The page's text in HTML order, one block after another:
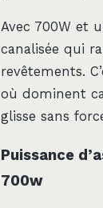
Avec 700W et
canalisée qui
revêtements.
où dominent
glisse sans
Puissance
700w